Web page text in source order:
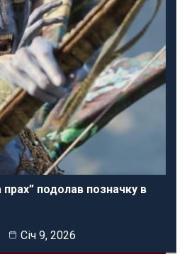
прах” подолав позначку в
Січ 9, 2026